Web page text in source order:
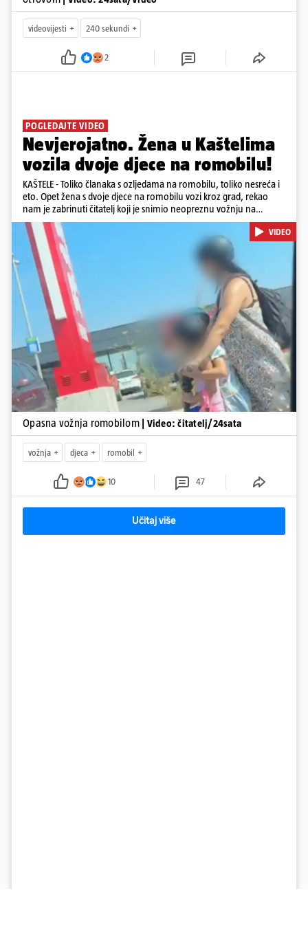
videovijesti 240 sekundi
2
POGLEDAJTE VIDEO
Nevjerojatno. Žena u Kaštelima
vozila dvoje djece na romobilu!
KAŠTELE - Toliko članaka s ozljedama na romobilu, toliko nesreća i
eto. Opet žena s dvoje djece na romobilu vozi kroz grad, rekao
nam je zabrinuti čitatelj koji je snimio neopreznu vožnju na
romobilu u četvrtak prijepodne kroz Kaštele. Podsjetimo, mjesec i
pol od smrti dječaka (14) u Metkoviću, pad s električnog romobila
odnio je još jedan mladi život. Unatoč naporima liječnika KBC-a
Zagreb, u ponedjeljak maloljetnik je podlegao ozljedama
zadobivenima u padu s romobila.
Pokretanje videa...
VIDEO
Opasna vožnja romobilom | Video: čitatelj/24sata
vožnja djeca romobil
10 47
Učitaj više